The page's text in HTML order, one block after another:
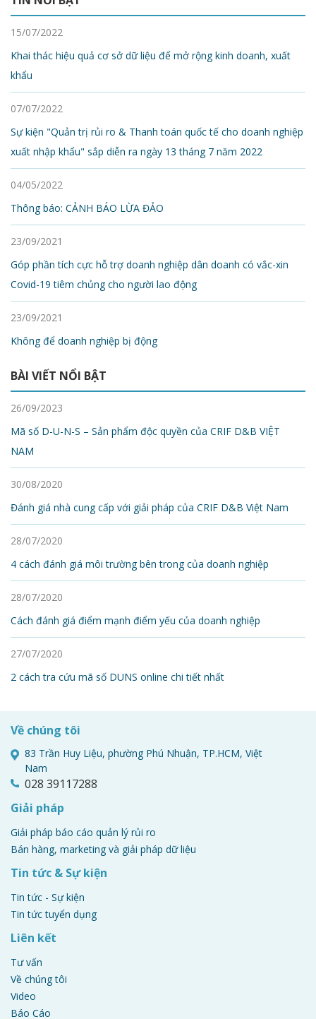
15/07/2022
Khai thác hiệu quả cơ sở dữ liệu để mở rộng kinh doanh, xuất
khẩu
07/07/2022
Sự kiện "Quản trị rủi ro & Thanh toán quốc tế cho doanh nghiệp
xuất nhập khẩu" sắp diễn ra ngày 13 tháng 7 năm 2022
04/05/2022
Thông báo: CẢNH BÁO LỪA ĐẢO
23/09/2021
Góp phần tích cực hỗ trợ doanh nghiệp dân doanh có vắc-xin
Covid-19 tiêm chủng cho người lao động
23/09/2021
Không để doanh nghiệp bị động
BÀI VIẾT NỔI BẬT
26/09/2023
Mã số D-U-N-S – Sản phẩm độc quyền của CRIF D&B VIỆT
NAM
30/08/2020
Đánh giá nhà cung cấp với giải pháp của CRIF D&B Việt Nam
28/07/2020
4 cách đánh giá môi trường bên trong của doanh nghiệp
28/07/2020
Cách đánh giá điểm mạnh điểm yếu của doanh nghiệp
27/07/2020
2 cách tra cứu mã số DUNS online chi tiết nhất
Về chúng tôi
83 Trần Huy Liệu, phường Phú Nhuận, TP.HCM, Việt
Nam
028 39117288
Giải pháp
Giải pháp báo cáo quản lý rủi ro
Bán hàng, marketing và giải pháp dữ liệu
Tin tức & Sự kiện
Tin tức - Sự kiện
Tin tức tuyển dụng
Liên kết
Tư vấn
Về chúng tôi
Video
Báo Cáo